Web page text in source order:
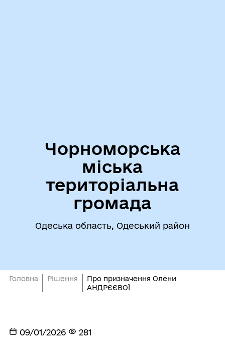
Чорноморська
міська
територіальна
громада
Одеська область, Одеський район
Головна Рішення
Про призначення Олени
АНДРЄЄВОЇ
09/01/2026 281